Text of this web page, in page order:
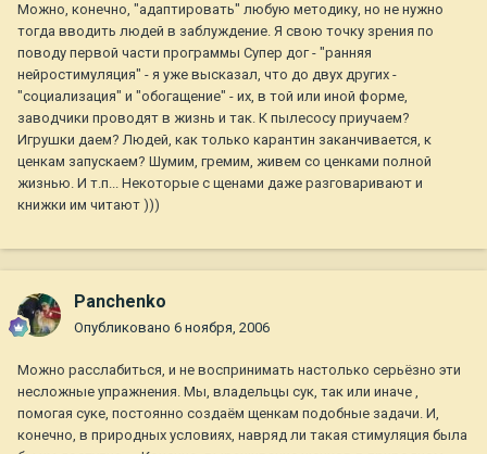
Можно, конечно, "адаптировать" любую методику, но не нужно
тогда вводить людей в заблуждение. Я свою точку зрения по
поводу первой части программы Супер дог - "ранняя
нейростимуляция" - я уже высказал, что до двух других -
"социализация" и "обогащение" - их, в той или иной форме,
заводчики проводят в жизнь и так. К пылесосу приучаем?
Игрушки даем? Людей, как только карантин заканчивается, к
ценкам запускаем? Шумим, гремим, живем со ценками полной
жизнью. И т.п... Некоторые с щенами даже разговаривают и
книжки им читают )))
Panchenko
Опубликовано 6 ноября, 2006
Можно расслабиться, и не воспринимать настолько серьёзно эти
несложные упражнения. Мы, владельцы сук, так или иначе ,
помогая суке, постоянно создаём щенкам подобные задачи. И,
конечно, в природных условиях, навряд ли такая стимуляция была